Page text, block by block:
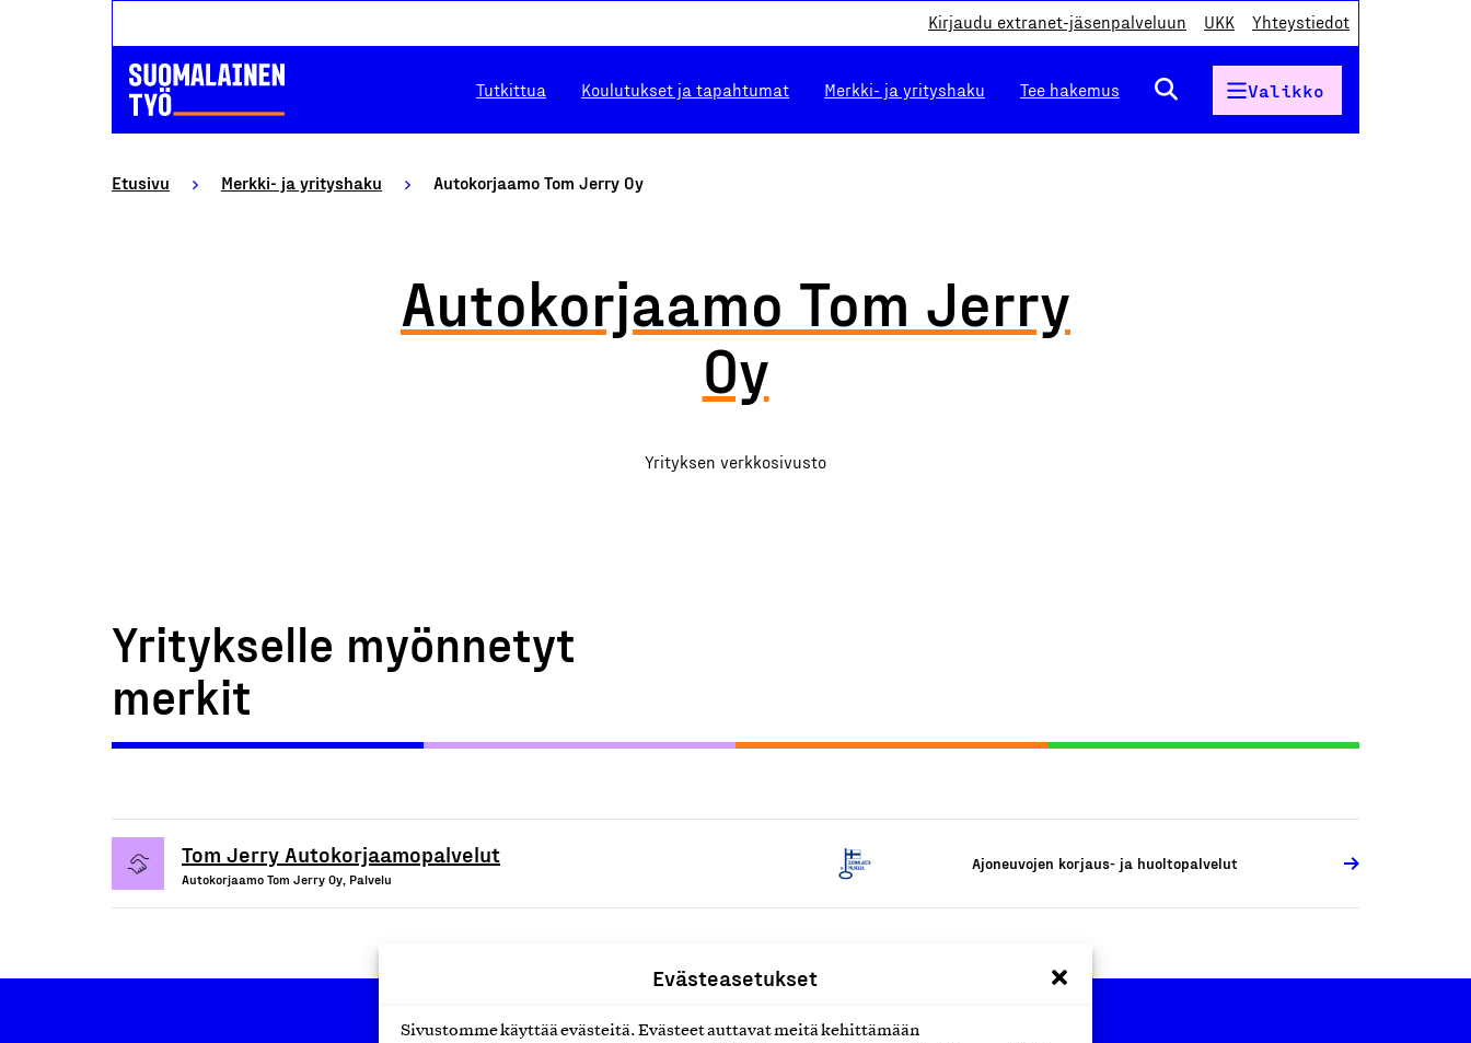
Evästeasetukset
Sivustomme käyttää evästeitä. Evästeet auttavat meitä kehittämään
Kirjaudu extranet-jäsenpalveluun UKK Yhteystiedot
Tutkittua Koulutukset ja tapahtumat Merkki- ja yrityshaku Tee hakemus Valikko
Etusivu Merkki- ja yrityshaku Autokorjaamo Tom Jerry Oy
Autokorjaamo Tom Jerry
Oy
Yrityksen verkkosivusto
Yritykselle myönnetyt
merkit
Tom Jerry Autokorjaamopalvelut
Autokorjaamo Tom Jerry Oy, Palvelu
Ajoneuvojen korjaus- ja huoltopalvelut